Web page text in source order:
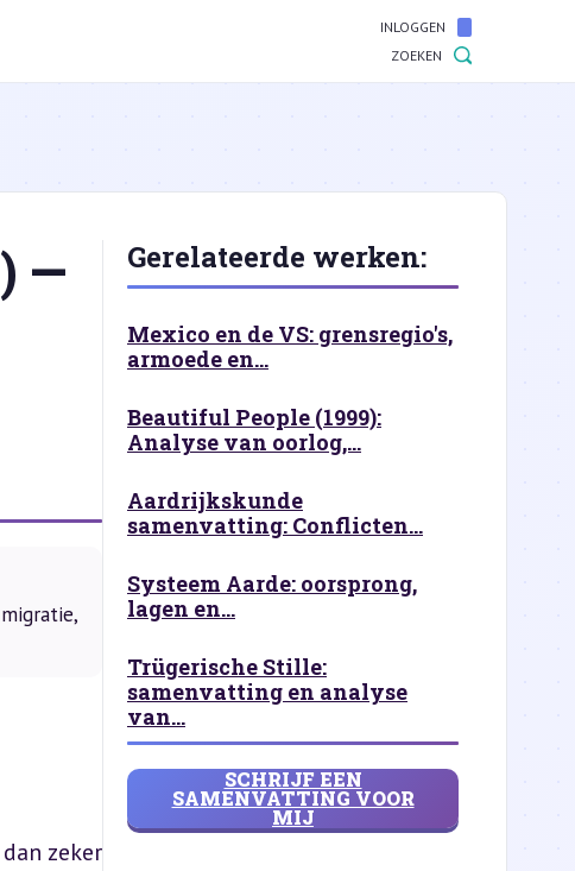
INLOGGEN
ZOEKEN
—
zeker
Gerelateerde werken:
Mexico en de VS: grensregio's,
armoede en...
Beautiful People (1999):
Analyse van oorlog,...
Aardrijkskunde
samenvatting: Conflicten...
Systeem Aarde: oorsprong,
lagen en...
Trügerische Stille:
samenvatting en analyse
van...
SCHRIJF EEN
SAMENVATTING VOOR
MIJ